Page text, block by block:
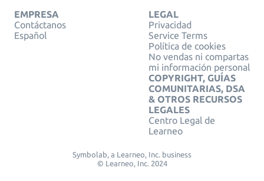
EMPRESA
Contáctanos
Español
LEGAL
Privacidad
Service Terms
Política de cookies
No vendas ni compartas
mi información personal
COPYRIGHT, GUÍAS
COMUNITARIAS, DSA
& OTROS RECURSOS
LEGALES
Centro Legal de
Learneo
Symbolab, a Learneo, Inc. business
© Learneo, Inc. 2024